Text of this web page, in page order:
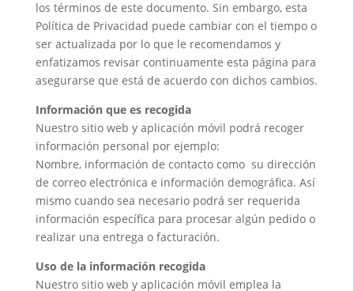
los términos de este documento. Sin embargo, esta
Política de Privacidad puede cambiar con el tiempo o
ser actualizada por lo que le recomendamos y
enfatizamos revisar continuamente esta página para
asegurarse que está de acuerdo con dichos cambios.
Información que es recogida
Nuestro sitio web y aplicación móvil podrá recoger
información personal por ejemplo:
Nombre, información de contacto como su dirección
de correo electrónica e información demográfica. Así
mismo cuando sea necesario podrá ser requerida
información específica para procesar algún pedido o
realizar una entrega o facturación.
Uso de la información recogida
Nuestro sitio web y aplicación móvil emplea la